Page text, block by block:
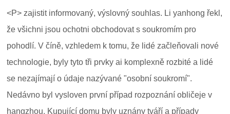
<P> zajistit informovaný, výslovný souhlas. Li yanhong řekl,
že všichni jsou ochotni obchodovat s soukromím pro
pohodlí. V číně, vzhledem k tomu, že lidé začleňovali nové
technologie, byly tyto tři prvky ai komplexně rozbité a lidé
se nezajímají o údaje nazývané "osobní soukromí".
Nedávno byl vysloven první případ rozpoznání obličeje v
hangzhou. Kupující domu byly uznány tváří a případy